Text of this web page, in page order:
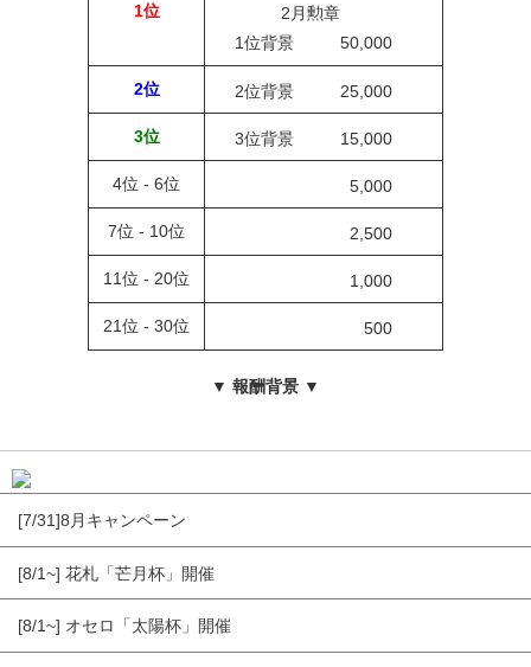
1位
2月勲章
1位背景
50,000
2位 2位背景 25,000
3位 3位背景 15,000
4位 - 6位 5,000
7位 - 10位 2,500
11位 - 20位 1,000
21位 - 30位 500
▼ 報酬背景 ▼
[7/31]8月キャンペーン
[8/1~] 花札「芒月杯」開催
[8/1~] オセロ「太陽杯」開催